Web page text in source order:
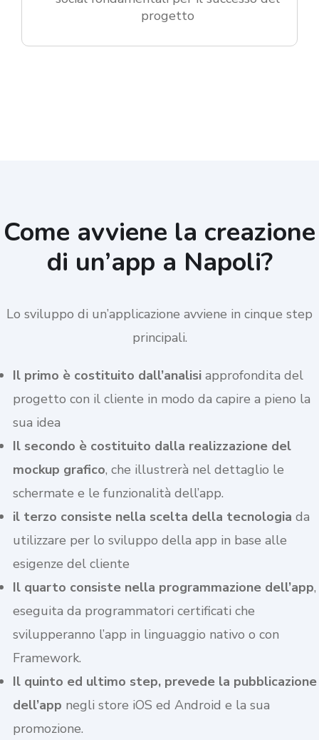
progetto
Come avviene la creazione
di un’app a Napoli?
Lo sviluppo di un’applicazione avviene in cinque step
principali.
Il primo è costituito dall’analisi approfondita del
progetto con il cliente in modo da capire a pieno la
sua idea
Il secondo è costituito dalla realizzazione del
mockup grafico, che illustrerà nel dettaglio le
schermate e le funzionalità dell’app.
il terzo consiste nella scelta della tecnologia da
utilizzare per lo sviluppo della app in base alle
esigenze del cliente
Il quarto consiste nella programmazione dell’app,
eseguita da programmatori certificati che
svilupperanno l’app in linguaggio nativo o con
Framework.
Il quinto ed ultimo step, prevede la pubblicazione
dell’app negli store iOS ed Android e la sua
promozione.